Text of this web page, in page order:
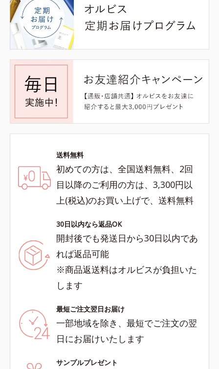
送料無料
初めての方は、全国送料無料、2回
目以降のご利用の方は、3,300円以
上(税込)のお買い上げで、送料無料
30日以内なら返品OK
開封後でも発送日から30日以内であ
れば返品可能
※商品返送料はオルビスが負担いた
します
最短ご注文翌日お届け
一部地域を除き、最短でご注文の翌
日にお届けいたします
サンプルプレゼント